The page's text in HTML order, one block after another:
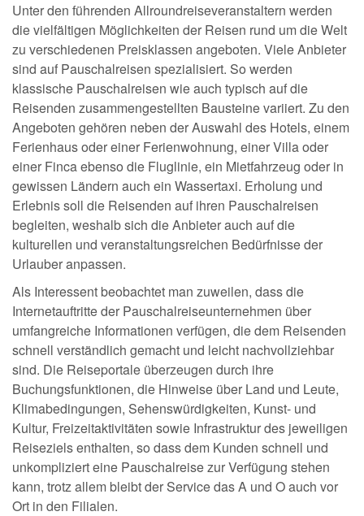
Unter den führenden Allroundreiseveranstaltern werden
die vielfältigen Möglichkeiten der Reisen rund um die Welt
zu verschiedenen Preisklassen angeboten. Viele Anbieter
sind auf Pauschalreisen spezialisiert. So werden
klassische Pauschalreisen wie auch typisch auf die
Reisenden zusammengestellten Bausteine variiert. Zu den
Angeboten gehören neben der Auswahl des Hotels, einem
Ferienhaus oder einer Ferienwohnung, einer Villa oder
einer Finca ebenso die Fluglinie, ein Mietfahrzeug oder in
gewissen Ländern auch ein Wassertaxi. Erholung und
Erlebnis soll die Reisenden auf ihren Pauschalreisen
begleiten, weshalb sich die Anbieter auch auf die
kulturellen und veranstaltungsreichen Bedürfnisse der
Urlauber anpassen.
Als Interessent beobachtet man zuweilen, dass die
Internetauftritte der Pauschalreiseunternehmen über
umfangreiche Informationen verfügen, die dem Reisenden
schnell verständlich gemacht und leicht nachvollziehbar
sind. Die Reiseportale überzeugen durch ihre
Buchungsfunktionen, die Hinweise über Land und Leute,
Klimabedingungen, Sehenswürdigkeiten, Kunst- und
Kultur, Freizeitaktivitäten sowie Infrastruktur des jeweiligen
Reiseziels enthalten, so dass dem Kunden schnell und
unkompliziert eine Pauschalreise zur Verfügung stehen
kann, trotz allem bleibt der Service das A und O auch vor
Ort in den Filialen.